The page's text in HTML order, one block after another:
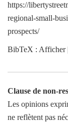
https://
regional-small-
prospects/
BibTeX : Afficher |
Clause de non-
Les opinions
ne reflètent pas